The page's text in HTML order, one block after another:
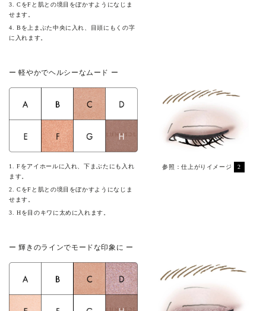
3. CをFと肌との境目をぼかすようになじま
せます。
4. Bを上まぶた中央に入れ、目頭にもくの字
に入れます。
ー 軽やかでヘルシーなムード ー
参照：仕上がりイメージ 2
1. Fをアイホールに入れ、下まぶたにも入れ
ます。
2. CをFと肌との境目をぼかすようになじま
せます。
3. Hを目のキワに太めに入れます。
ー 輝きのラインでモードな印象に ー